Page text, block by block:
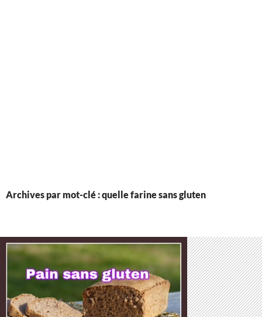
Archives par mot-clé : quelle farine sans gluten